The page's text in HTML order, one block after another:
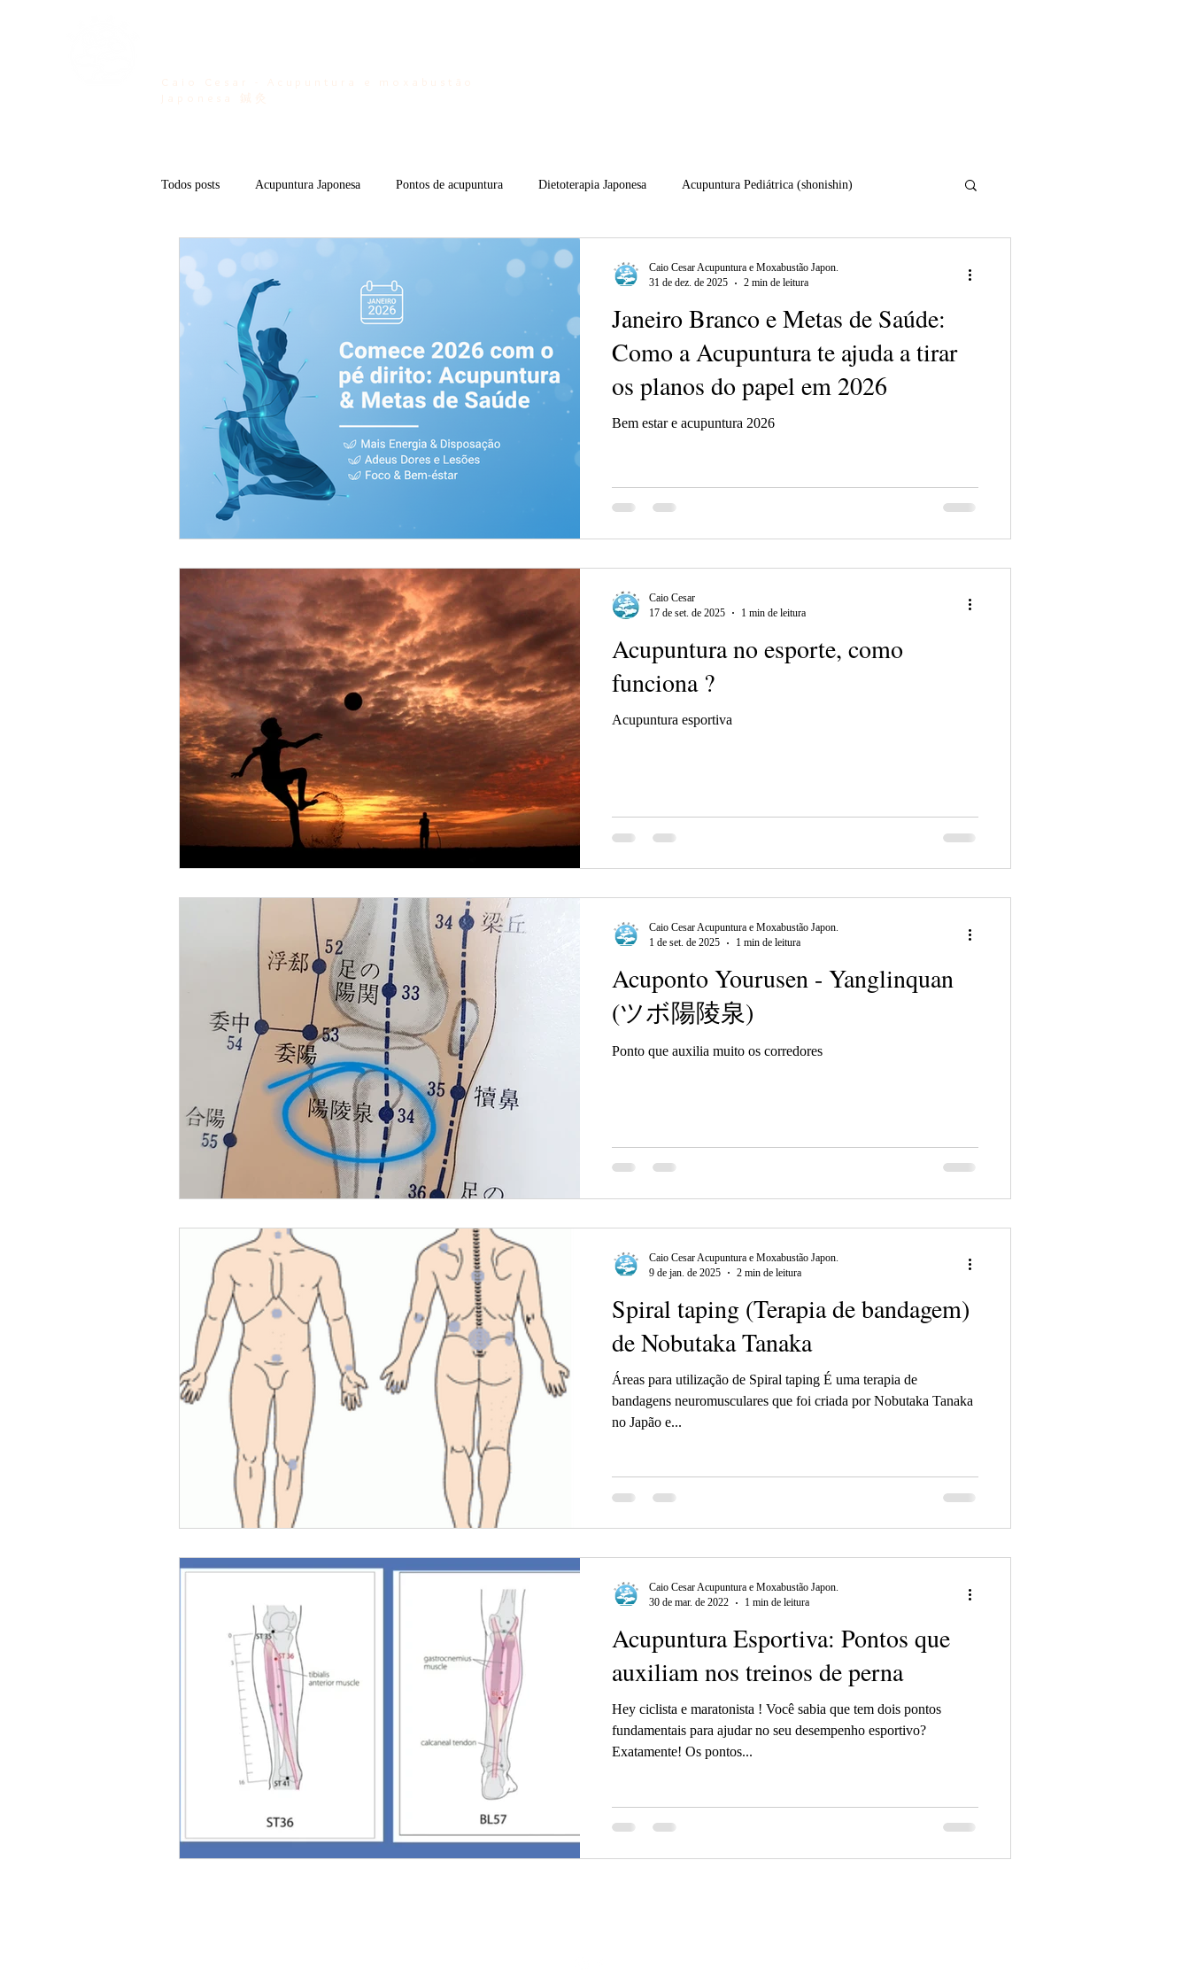
Caio Cesar - Acupuntura e moxabustão
Japonesa 鍼灸
Todos posts Acupuntura Japonesa Pontos de acupuntura Dietoterapia Japonesa Acupuntura Pediátrica (shonishin)
Acupuntura Esportiva Youtube
Janeiro Branco e Metas de Saúde:
Como a Acupuntura te ajuda a tirar
os planos do papel em 2026
Bem estar e acupuntura 2026
Caio Cesar Acupuntura e Moxabustão Japon.
31 de dez. de 2025
2 min de leitura
Acupuntura no esporte, como
funciona ?
Acupuntura esportiva
Caio Cesar
17 de set. de 2025
1 min de leitura
Acuponto Yourusen - Yanglinquan
(ツボ陽陵泉)
Ponto que auxilia muito os corredores
Caio Cesar Acupuntura e Moxabustão Japon.
1 de set. de 2025
1 min de leitura
Spiral taping (Terapia de bandagem)
de Nobutaka Tanaka
Áreas para utilização de Spiral taping É uma terapia de
bandagens neuromusculares que foi criada por Nobutaka Tanaka
no Japão e...
Caio Cesar Acupuntura e Moxabustão Japon.
9 de jan. de 2025
2 min de leitura
Acupuntura Esportiva: Pontos que
auxiliam nos treinos de perna
Hey ciclista e maratonista ! Você sabia que tem dois pontos
fundamentais para ajudar no seu desempenho esportivo?
Exatamente! Os pontos...
Caio Cesar Acupuntura e Moxabustão Japon.
30 de mar. de 2022
1 min de leitura